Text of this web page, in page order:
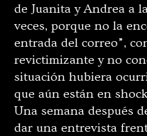
de Juanita y Andrea a
veces, porque no la
entrada del correo”,
revictimizante y no
situación hubiera
que aún están en
Una semana después
dar una entrevista